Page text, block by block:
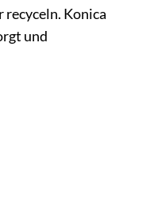
Konica
und